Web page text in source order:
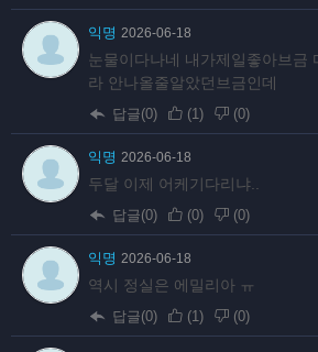
익명 2026-06-18
눈물이다나네 내가제일좋아브금
라 안나올줄알았던브금인데
답글(0) (1) (0)
익명 2026-06-18
두달 이제 어케기다리냐..
답글(0) (0) (0)
익명 2026-06-18
역시 정실은 에밀리아 ㅠ
답글(0) (1) (0)